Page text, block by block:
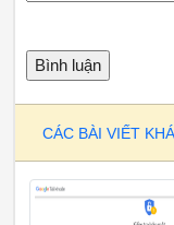
CÁC BÀI VIẾT